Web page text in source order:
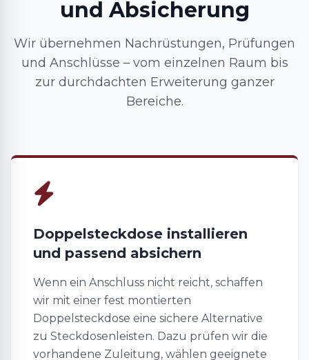
und Absicherung
Wir übernehmen Nachrüstungen, Prüfungen
und Anschlüsse – vom einzelnen Raum bis
zur durchdachten Erweiterung ganzer
Bereiche.
Doppelsteckdose installieren
und passend absichern
Wenn ein Anschluss nicht reicht, schaffen
wir mit einer fest montierten
Doppelsteckdose eine sichere Alternative
zu Steckdosenleisten. Dazu prüfen wir die
vorhandene Zuleitung, wählen geeignete